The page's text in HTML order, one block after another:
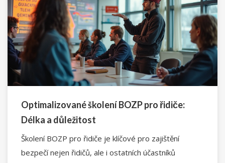
Optimalizované školení BOZP pro řidiče:
Délka a důležitost
Školení BOZP pro řidiče je klíčové pro zajištění
bezpečí nejen řidičů, ale i ostatních účastníků